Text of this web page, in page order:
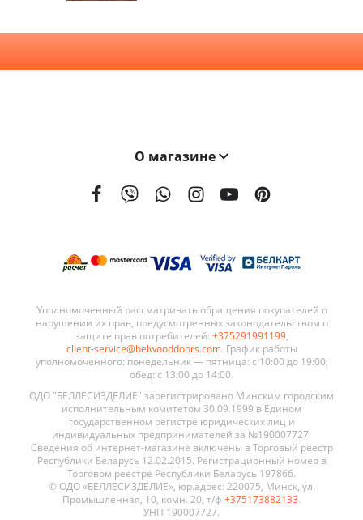
О магазине
Уполномоченный рассматривать обращения покупателей о
нарушении их прав, предусмотренных законодательством о
защите прав потребителей: +375291991199,
client-service@belwooddoors.com. График работы
уполномоченного: понедельник — пятница: с 10:00 до 19:00;
обед: с 13:00 до 14:00.
ОДО "БЕЛЛЕСИЗДЕЛИЕ" зарегистрировано Минским городским
исполнительным комитетом 30.09.1999 в Едином
государственном регистре юридических лиц и
индивидуальных предпринимателей за №190007727.
Сведения об интернет-магазине включены в Торговый реестр
Республики Беларусь 12.02.2015. Регистрационный номер в
Торговом реестре Республики Беларусь 197866.
© ОДО «БЕЛЛЕСИЗДЕЛИЕ», юр.адрес: 220075, Минск, ул.
Промышленная, 10, комн. 20, т/ф +375173882133.
УНП 190007727.